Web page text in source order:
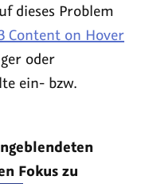
dieses Problem
Content on Hover
oder
ein- bzw.
Fokus zu